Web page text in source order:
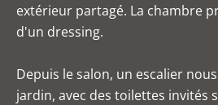
extérieur partagé. La chambre
d'un dressing.
Depuis le salon, un escalier
jardin, avec des toilettes invités